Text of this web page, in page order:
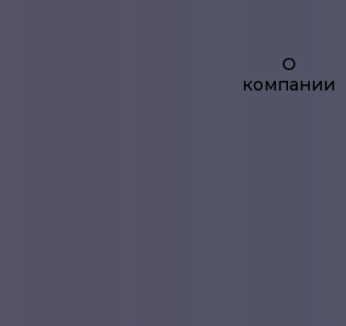
О
компании